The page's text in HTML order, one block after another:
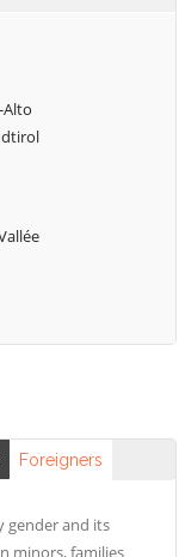
Foreigners
gender and its
minors, families